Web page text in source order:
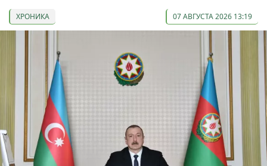
ХРОНИКА 07 АВГУСТА 2026 13:19